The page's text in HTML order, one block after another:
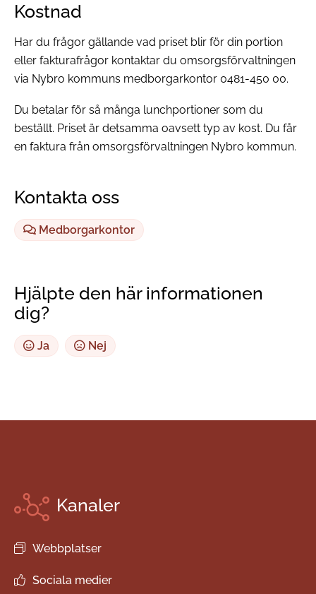
Kostnad
Har du frågor gällande vad priset blir för din portion
eller fakturafrågor kontaktar du omsorgsförvaltningen
via Nybro kommuns medborgarkontor 0481-450 00.
Du betalar för så många lunchportioner som du
beställt. Priset är detsamma oavsett typ av kost. Du får
en faktura från omsorgsförvaltningen Nybro kommun.
Kontakta oss
Medborgarkontor
Hjälpte den här informationen
dig?
Ja Nej
Kanaler
Webbplatser
Sociala medier